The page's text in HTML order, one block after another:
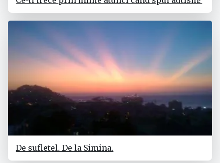
De sufletel. De la Simina.